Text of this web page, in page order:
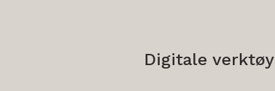
Digitale verktøy